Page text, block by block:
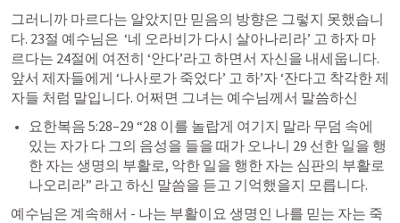
그러니까 마르다는 알았지만 믿음의 방향은 그렇지 못했습니
다. 23절 예수님은  ‘네 오라비가 다시 살아나리라’ 고 하자 마
르다는 24절에 여전히 ‘안다’라고 하면서 자신을 내세웁니다.
앞서 제자들에게 ‘나사로가 죽었다’ 고 하’자 ‘잔다고 착각한 제
자들 처럼 말입니다. 어쩌면 그녀는 예수님께서 말씀하신
요한복음 5:28–29 “28 이를 놀랍게 여기지 말라 무덤 속에
있는 자가 다 그의 음성을 들을 때가 오나니 29 선한 일을 행
한 자는 생명의 부활로, 악한 일을 행한 자는 심판의 부활로
나오리라” 라고 하신 말씀을 듣고 기억했을지 모릅니다.
예수님은 계속해서 - 나는 부활이요 생명인 나를 믿는 자는 죽